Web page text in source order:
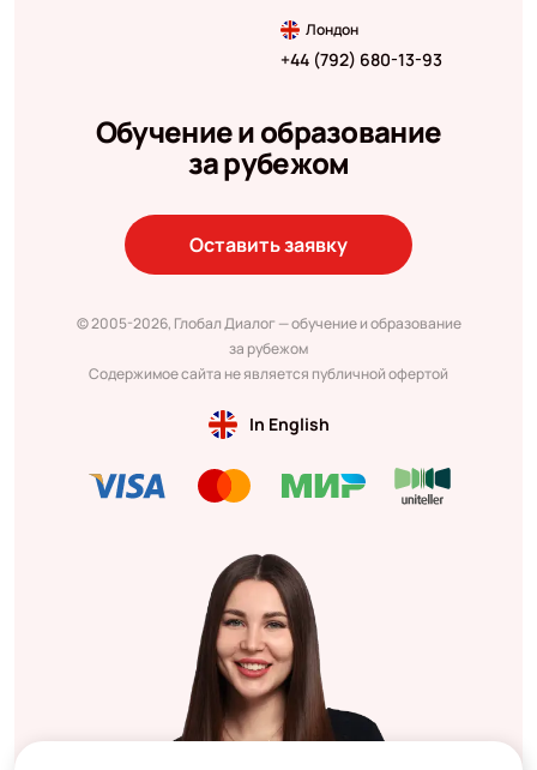
Лондон
+44 (792) 680-13-93
Обучение и образование
за рубежом
Оставить заявку
© 2005-2026, Глобал Диалог — обучение и образование
за рубежом
Содержимое сайта не является публичной офертой
In English